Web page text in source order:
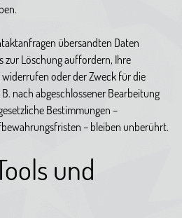
übersandten Daten
zur Löschung auffordern, Ihre
oder der Zweck für die
nach abgeschlossener Bearbeitung
Bestimmungen –
– bleiben unberührt.
und